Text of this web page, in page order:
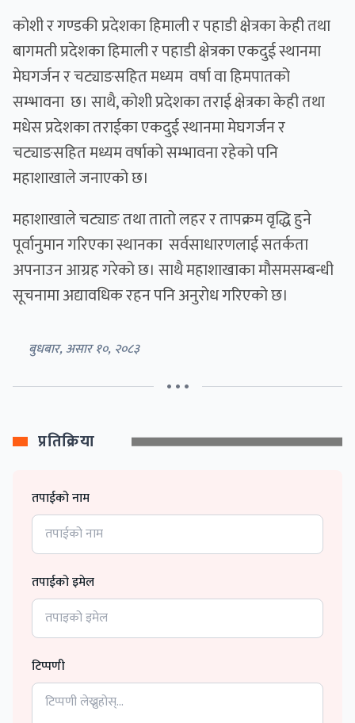
कोशी र गण्डकी प्रदेशका हिमाली र पहाडी क्षेत्रका केही तथा
बागमती प्रदेशका हिमाली र पहाडी क्षेत्रका एकदुई स्थानमा
मेघगर्जन र चट्याङसहित मध्यम वर्षा वा हिमपातको
सम्भावना छ। साथै, कोशी प्रदेशका तराई क्षेत्रका केही तथा
मधेस प्रदेशका तराईका एकदुई स्थानमा मेघगर्जन र
चट्याङसहित मध्यम वर्षाको सम्भावना रहेको पनि
महाशाखाले जनाएको छ।
महाशाखाले चट्याङ तथा तातो लहर र तापक्रम वृद्धि हुने
पूर्वानुमान गरिएका स्थानका सर्वसाधारणलाई सतर्कता
अपनाउन आग्रह गरेको छ। साथै महाशाखाका मौसमसम्बन्धी
सूचनामा अद्यावधिक रहन पनि अनुरोध गरिएको छ।
बुधबार, असार १०, २०८३
• • •
प्रतिक्रिया
तपाईको नाम
तपाईको इमेल
टिप्पणी